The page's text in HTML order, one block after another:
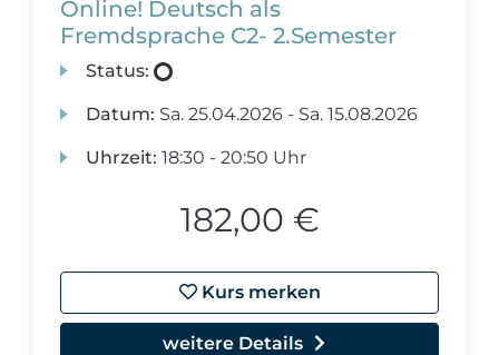
Online! Deutsch als
Fremdsprache C2- 2.Semester
Status:
Datum: Sa. 25.04.2026 - Sa. 15.08.2026
Uhrzeit: 18:30 - 20:50 Uhr
182,00 €
Kurs merken
weitere Details